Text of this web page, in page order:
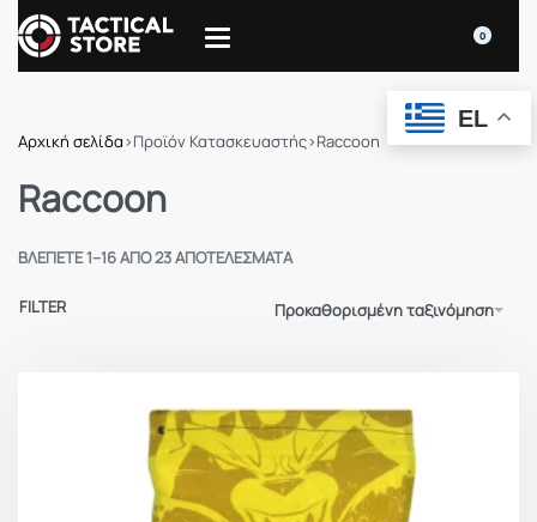
0
Αρχική σελίδα›Προϊόν Κατασκευαστής›Raccoon
Raccoon
ΒΛΈΠΕΤΕ 1–16 ΑΠΌ 23 ΑΠΟΤΕΛΈΣΜΑΤΑ
Προκαθορισμένη ταξινόμηση
FILTER
EL